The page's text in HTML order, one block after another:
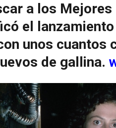
a los
el lanzamiento
unos cuantos
de gallina.